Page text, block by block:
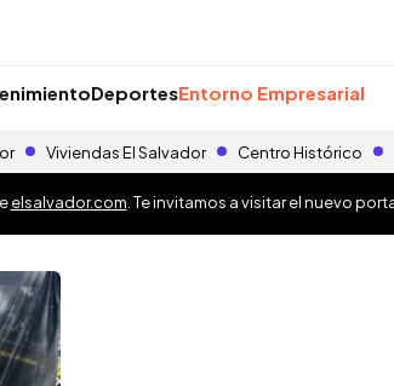
DeportesEntorno Empresarial
Viviendas El Salvador Centro Histórico
elsalvador.com . Te invitamos a visitar el nuevo